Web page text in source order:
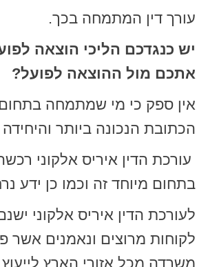
עורך דין המתמחה בכך.
יש כנגדכם הליכי הוצאה
אתכם מול ההוצאה לפועל?
אין ספק כי מי שמתמחה
הכתובת הנכונה ביותר
עורכת הדין איריס אלקוני
בתחום מיוחד זה וכמו כן ידע
לעורכת הדין איריס אלקוני
לקוחות מרוצים ונאמנים אשר
משרדה מכל אזורי הארץ לייעוץ